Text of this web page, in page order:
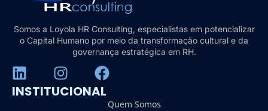
Somos a Loyola HR Consulting, especialistas em potencializar
o Capital Humano por meio da transformação cultural e da
governança estratégica em RH.
INSTITUCIONAL
Quem Somos